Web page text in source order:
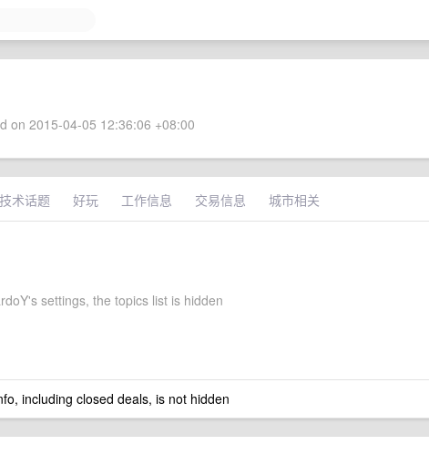
on 2015-04-05 12:36:06 +08:00
技术话题 好玩 工作信息 交易信息 城市相关
settings, the topics list is hidden
including closed deals, is not hidden